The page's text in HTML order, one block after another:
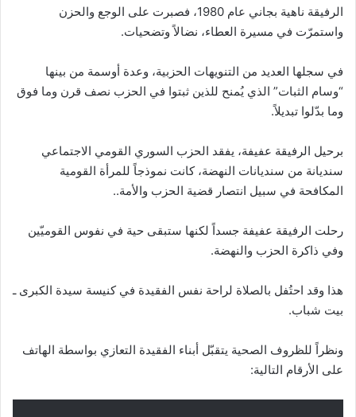
الرفيقة ناهية بجاني عام 1980، فصبرت على الوجع والحزن
واستمرّت في مسيرة العطاء، نضالاً وتضحيات.
في سجلها العديد من التنويهات الحزبية، وعدة أوسمة من بينها
“وسام الثبات” الذي يُمنح للذين ثبتوا في الحزب نصف قرن وما فوق
وما بدّلوا تبديلاً.
برحيل الرفيقة عفيفة، يفقد الحزب السوري القومي الاجتماعي
سنديانة من سنديانات النهضة، كانت نموذجاً للمرأة القومية
المكافحة في سبيل انتصار قضية الحزب والأمة..
رحلت الرفيقة عفيفة جسداً لكنها ستبقى حية في نفوس القوميّين
وفي ذاكرة الحزب والنهضة.
هذا وقد احتُفل بالصلاة لراحة نفس الفقيدة في كنيسة سيدة الكبرى ـ
بيت شباب.
ونظراً للظروف الصحية يتقبّل أبناء الفقيدة التعازي بواسطة الهاتف
على الأرقام التالية: